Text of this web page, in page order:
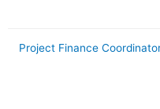
Project Finance